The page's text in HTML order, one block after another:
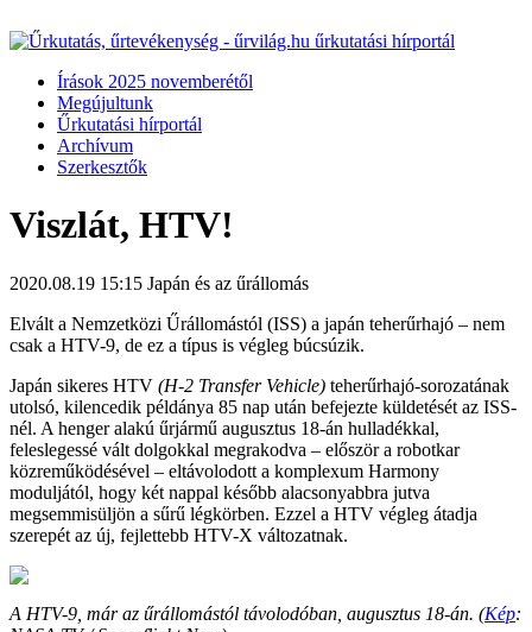
Írások 2025 novemberétől
Megújultunk
Űrkutatási hírportál
Archívum
Szerkesztők
Viszlát, HTV!
2020.08.19 15:15 Japán és az űrállomás
Elvált a Nemzetközi Űrállomástól (ISS) a japán teherűrhajó – nem
csak a HTV-9, de ez a típus is végleg búcsúzik.
Japán sikeres HTV (H-2 Transfer Vehicle) teherűrhajó-sorozatának
utolsó, kilencedik példánya 85 nap után befejezte küldetését az ISS-
nél. A henger alakú űrjármű augusztus 18-án hulladékkal,
feleslegessé vált dolgokkal megrakodva – először a robotkar
közreműködésével – eltávolodott a komplexum Harmony
moduljától, hogy két nappal később alacsonyabbra jutva
megsemmisüljön a sűrű légkörben. Ezzel a HTV végleg átadja
szerepét az új, fejlettebb HTV-X változatnak.
A HTV-9, már az űrállomástól távolodóban, augusztus 18-án. (Kép: